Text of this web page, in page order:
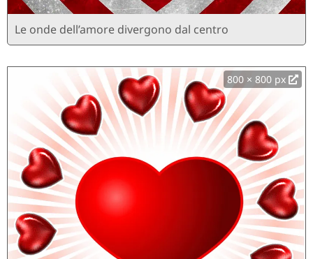
Le onde dell’amore divergono dal centro
800 × 800 px